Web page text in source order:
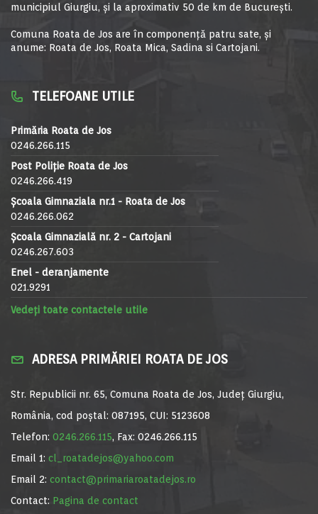
municipiul Giurgiu, şi la aproximativ 50 de km de Bucureşti.
Comuna Roata de Jos are în componență patru sate, și
anume: Roata de Jos, Roata Mica, Sadina si Cartojani.
TELEFOANE UTILE
Primăria Roata de Jos
0246.266.115
Post Poliție Roata de Jos
0246.266.419
Școala Gimnaziala nr.1 - Roata de Jos
0246.266.062
Școala Gimnazială nr. 2 - Cartojani
0246.267.603
Enel - deranjamente
021.9291
Vedeți toate contactele utile
ADRESA PRIMĂRIEI ROATA DE JOS
Str. Republicii nr. 65, Comuna Roata de Jos, Județ Giurgiu,
România, cod poștal: 087195, CUI: 5123608
Telefon: 0246.266.115, Fax: 0246.266.115
Email 1: cl_roatadejos@yahoo.com
Email 2: contact@primariaroatadejos.ro
Contact: Pagina de contact